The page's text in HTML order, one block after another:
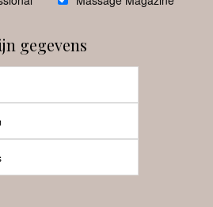
Pro.nl
gegevens